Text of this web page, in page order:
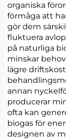
organiska
förmåga att
gör dem
fluktuera
på naturliga
minskar
lägre
annan
producerar
ofta kan
biogas för
designen av